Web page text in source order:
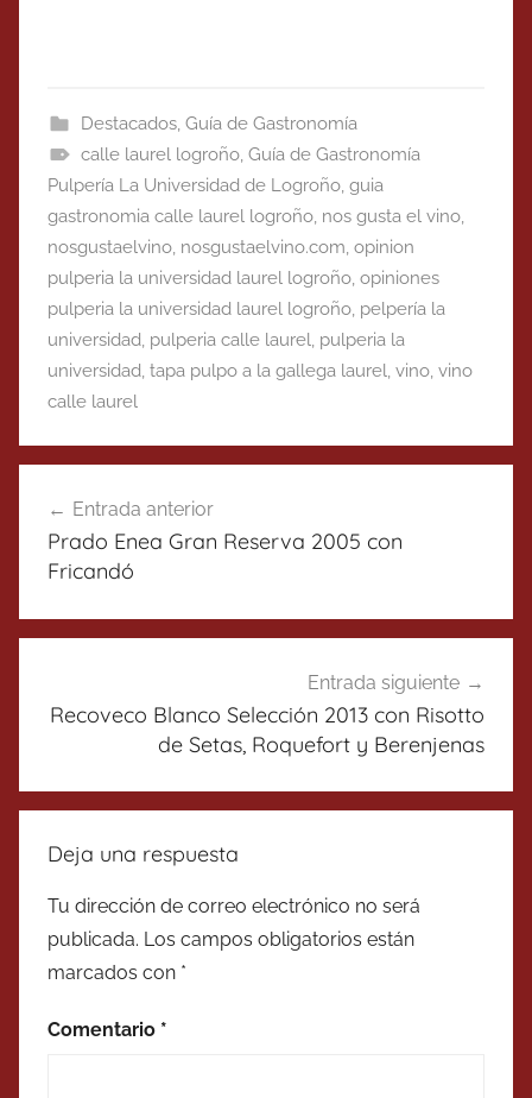
Destacados, Guía de Gastronomía
calle laurel logroño, Guía de Gastronomía
Pulpería La Universidad de Logroño, guia
gastronomia calle laurel logroño, nos gusta el vino,
nosgustaelvino, nosgustaelvino.com, opinion
pulperia la universidad laurel logroño, opiniones
pulperia la universidad laurel logroño, pelpería la
universidad, pulperia calle laurel, pulperia la
universidad, tapa pulpo a la gallega laurel, vino, vino
calle laurel
de
entradas
Entrada anterior
Prado Enea Gran Reserva 2005 con
Fricandó
Entrada siguiente
Recoveco Blanco Selección 2013 con Risotto
de Setas, Roquefort y Berenjenas
Deja una respuesta
Tu dirección de correo electrónico no será
publicada. Los campos obligatorios están
marcados con *
Comentario *